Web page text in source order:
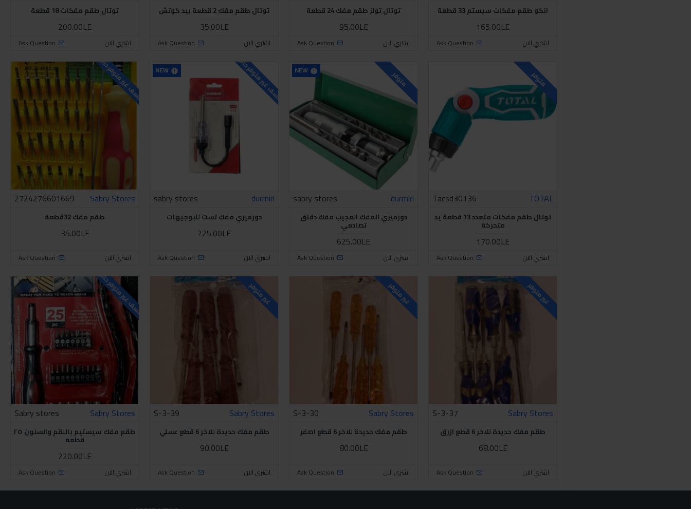
انكو طقم مفكات سيستم 33 قطعة
165.00LE
اشتري الان Ask Question
توتال تولز طقم مفك 24 قطعة
95.00LE
اشتري الان Ask Question
توتال طقم مفك 2 قطعة بيد كوتش
35.00LE
اشتري الان Ask Question
توتال طقم مفكات 18 قطعة
200.00LE
اشتري الان Ask Question
متوفر
TOTAL
Tacsd30136
توتال طقم مفكات متعدد 13 قطعة يد
متحركة
170.00LE
اشتري الان Ask Question
NEW متوفر
durmiri
sabry stores
دورميري المفك العجيب مفك دقاق
تصادمي
625.00LE
اشتري الان Ask Question
NEW للاسف غير متوفر حاليا
durmiri
sabry stores
دورميري مفك تست للبوجيهات
225.00LE
اشتري الان Ask Question
للاسف غير متوفر حاليا
Sabry Stores
2724276601669
طقم مفك 32قطعة
35.00LE
اشتري الان Ask Question
غير متوفر
Sabry Stores
S-3-37
طقم مفك حديدة للاخر 6 قطع ازرق
68.00LE
اشتري الان Ask Question
غير متوفر
Sabry Stores
S-3-30
طقم مفك حديدة للاخر 6 قطع اصفر
80.00LE
اشتري الان Ask Question
غير متوفر
Sabry Stores
S-3-39
طقم مفك حديدة للاخر 6 قطع عسلي
90.00LE
اشتري الان Ask Question
للاسف غير متوفر حاليا
Sabry Stores
Sabry stores
طقم مفك سيستيم باللقم والسنون ٢٥
قطعه
220.00LE
اشتري الان Ask Question